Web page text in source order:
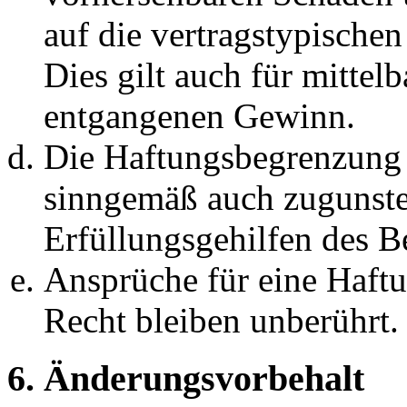
auf die
Dies gilt auch für
entgangenen Gewinn.
Die
sinngemäß auch
Erfüllungsgehilfen des
Ansprüche für eine
Recht bleiben unberührt.
6. Änderungsvorbehalt